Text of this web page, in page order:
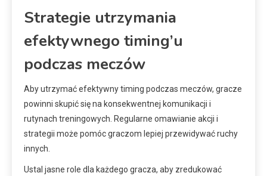
Strategie utrzymania
efektywnego timing’u
podczas meczów
Aby utrzymać efektywny timing podczas meczów, gracze
powinni skupić się na konsekwentnej komunikacji i
rutynach treningowych. Regularne omawianie akcji i
strategii może pomóc graczom lepiej przewidywać ruchy
innych.
Ustal jasne role dla każdego gracza, aby zredukować